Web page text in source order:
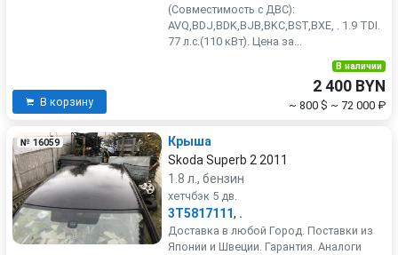
(Совместимость с ДВС):
AVQ,BDJ,BDK,BJB,BKC,BST,BXE, . 1.9 TDI.
77 л.с.(110 кВт). Цена за...
В корзину
В наличии
2 400 BYN
~ 800 $ ~ 72 000 ₽
№ 16059
Крыша
Skoda Superb 2 2011
1.8 л., бензин
хетчбэк 5 дв.
3T5817111, .
Доставка в любой Город. Поставки из
Японии и Швеции. Гарантия. Аналоги